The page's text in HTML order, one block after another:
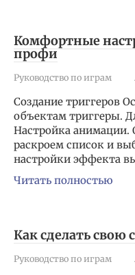
Комфортные
профи
Руководство по играм
Создание триггеров
объектам триггеры.
Настройка анимации.
раскроем список и
настройки эффекта
Читать полностью
Как сделать свою
Руководство по играм